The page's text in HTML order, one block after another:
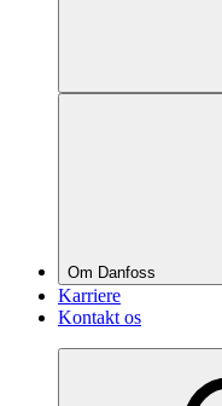
Om Danfoss
Karriere
Kontakt os